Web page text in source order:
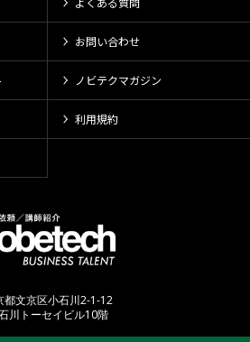
お問い合わせ
ノビテクマガジン
利用規約
都文京区小石川2-1-12
川トーセイビル10階